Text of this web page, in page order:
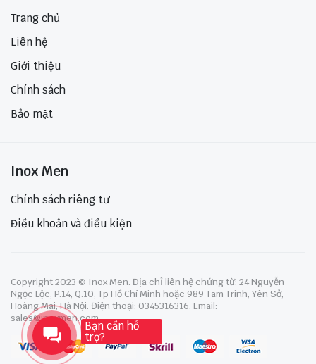
Trang chủ
Liên hệ
Giới thiệu
Chính sách
Bảo mật
Inox Men
Chính sách riêng tư
Điều khoản và điều kiện
Copyright 2023 © Inox Men. Địa chỉ liên hệ chứng từ: 24 Nguyễn
Ngọc Lộc, P.14, Q.10, Tp Hồ Chí Minh hoặc 989 Tam Trinh, Yên Sở,
Hoàng Mai, Hà Nội. Điện thoại: 0345316316. Email:
sales@inoxmen.com
Bạn cần hỗ
trợ?